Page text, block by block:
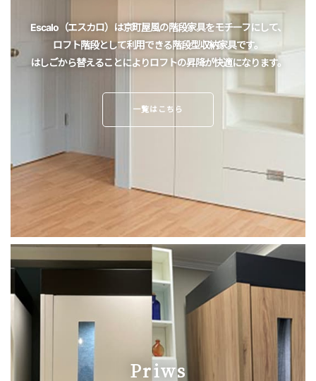
Escalo（エスカロ）は京町屋風の階段家具をモチーフにして、
ロフト階段として利用できる階段型収納家具です。
はしごから替えることによりロフトの昇降が快適になります。
一覧はこちら
Priws